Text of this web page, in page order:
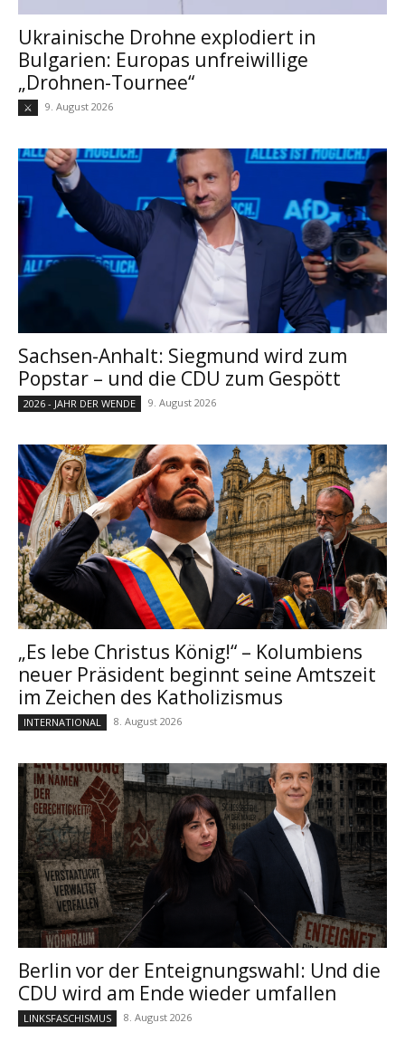
Ukrainische Drohne explodiert in
Bulgarien: Europas unfreiwillige
„Drohnen-Tournee“
⚔ 9. August 2026
Sachsen-Anhalt: Siegmund wird zum
Popstar – und die CDU zum Gespött
2026 - JAHR DER WENDE 9. August 2026
„Es lebe Christus König!“ – Kolumbiens
neuer Präsident beginnt seine Amtszeit
im Zeichen des Katholizismus
INTERNATIONAL 8. August 2026
Berlin vor der Enteignungswahl: Und die
CDU wird am Ende wieder umfallen
LINKSFASCHISMUS 8. August 2026